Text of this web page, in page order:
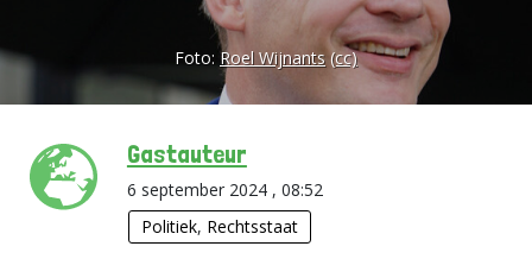
Foto: Roel Wijnants (cc)
Gastauteur
6 september 2024 , 08:52
Politiek, Rechtsstaat